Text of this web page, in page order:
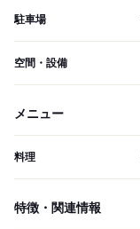
駐車場
空間・設備
メニュー
料理
特徴・関連情報